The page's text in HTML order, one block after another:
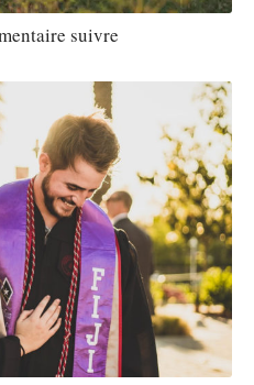
suivre